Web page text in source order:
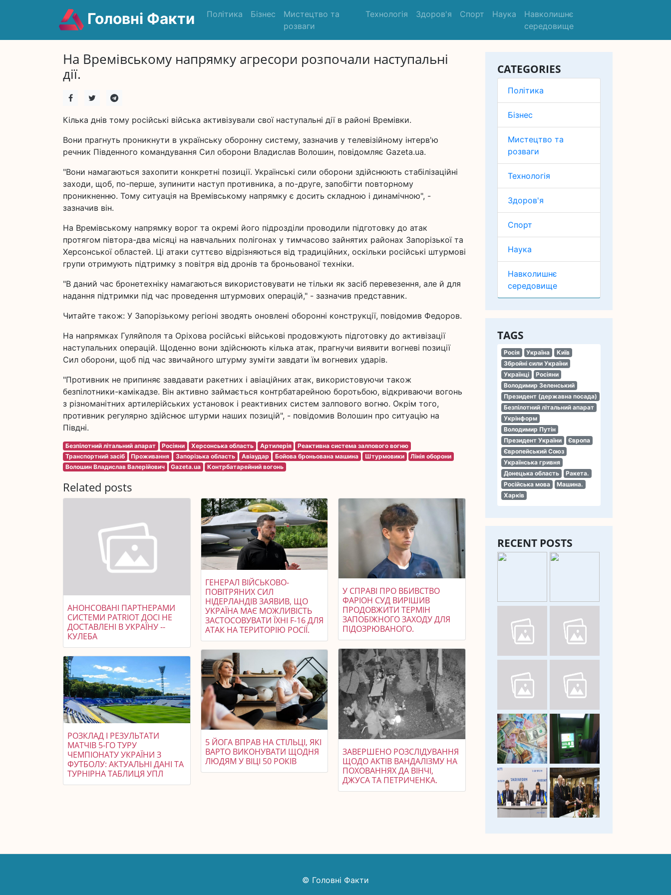
Головні Факти Політика Бізнес
Мистецтво та
розваги
Технологія Здоров'я Спорт Наука
Навколишнє
середовище
CATEGORIES
Політика
Бізнес
Мистецтво та
розваги
Технологія
Здоров'я
Спорт
Наука
Навколишнє
середовище
TAGS
Росія Україна
Київ
Збройні сили України
Українці
Росіяни
Володимир Зеленський
Президент (державна посада)
Безпілотний літальний апарат
Укрінформ
Володимир Путін
Президент України
Європа
Європейський Союз
Українська гривня
Донецька область
Ракета.
Російська мова
Машина.
Харків
RECENT POSTS
На Времівському напрямку агресори розпочали наступальні
дії.
Кілька днів тому російські війська активізували свої наступальні дії в районі Времівки.
Вони прагнуть проникнути в українську оборонну систему, зазначив у телевізійному інтерв'ю
речник Південного командування Сил оборони Владислав Волошин, повідомляє Gazeta.ua.
"Вони намагаються захопити конкретні позиції. Українські сили оборони здійснюють стабілізаційні
заходи, щоб, по-перше, зупинити наступ противника, а по-друге, запобігти повторному
проникненню. Тому ситуація на Времівському напрямку є досить складною і динамічною", -
зазначив він.
На Времівському напрямку ворог та окремі його підрозділи проводили підготовку до атак
протягом півтора-два місяці на навчальних полігонах у тимчасово зайнятих районах Запорізької та
Херсонської областей. Ці атаки суттєво відрізняються від традиційних, оскільки російські штурмові
групи отримують підтримку з повітря від дронів та броньованої техніки.
"В даний час бронетехніку намагаються використовувати не тільки як засіб перевезення, але й для
надання підтримки під час проведення штурмових операцій," - зазначив представник.
Читайте також: У Запорізькому регіоні зводять оновлені оборонні конструкції, повідомив Федоров.
На напрямках Гуляйполя та Оріхова російські військові продовжують підготовку до активізації
наступальних операцій. Щоденно вони здійснюють кілька атак, прагнучи виявити вогневі позиції
Сил оборони, щоб під час звичайного штурму зуміти завдати їм вогневих ударів.
"Противник не припиняє завдавати ракетних і авіаційних атак, використовуючи також
безпілотники-камікадзе. Він активно займається контрбатарейною боротьбою, відкриваючи вогонь
з різноманітних артилерійських установок і реактивних систем залпового вогню. Окрім того,
противник регулярно здійснює штурми наших позицій", - повідомив Волошин про ситуацію на
Півдні.
Безпілотний літальний апарат Росіяни Херсонська область Артилерія
Реактивна система залпового вогню
Транспортний засіб
Проживання Запорізька область Авіаудар Бойова броньована машина Штурмовики
Лінія оборони
Волошин Владислав Валерійович
Gazeta.ua Контрбатарейний вогонь
Related posts
АНОНСОВАНІ ПАРТНЕРАМИ
СИСТЕМИ PATRIOT ДОСІ НЕ
ДОСТАВЛЕНІ В УКРАЇНУ --
КУЛЕБА
РОЗКЛАД І РЕЗУЛЬТАТИ
МАТЧІВ 5-ГО ТУРУ
ЧЕМПІОНАТУ УКРАЇНИ З
ФУТБОЛУ: АКТУАЛЬНІ ДАНІ ТА
ТУРНІРНА ТАБЛИЦЯ УПЛ
ГЕНЕРАЛ ВІЙСЬКОВО-
ПОВІТРЯНИХ СИЛ
НІДЕРЛАНДІВ ЗАЯВИВ, ЩО
УКРАЇНА МАЄ МОЖЛИВІСТЬ
ЗАСТОСОВУВАТИ ЇХНІ F-16 ДЛЯ
АТАК НА ТЕРИТОРІЮ РОСІЇ.
5 ЙОГА ВПРАВ НА СТІЛЬЦІ, ЯКІ
ВАРТО ВИКОНУВАТИ ЩОДНЯ
ЛЮДЯМ У ВІЦІ 50 РОКІВ
У СПРАВІ ПРО ВБИВСТВО
ФАРІОН СУД ВИРІШИВ
ПРОДОВЖИТИ ТЕРМІН
ЗАПОБІЖНОГО ЗАХОДУ ДЛЯ
ПІДОЗРЮВАНОГО.
ЗАВЕРШЕНО РОЗСЛІДУВАННЯ
ЩОДО АКТІВ ВАНДАЛІЗМУ НА
ПОХОВАННЯХ ДА ВІНЧІ,
ДЖУСА ТА ПЕТРИЧЕНКА.
© Головні Факти